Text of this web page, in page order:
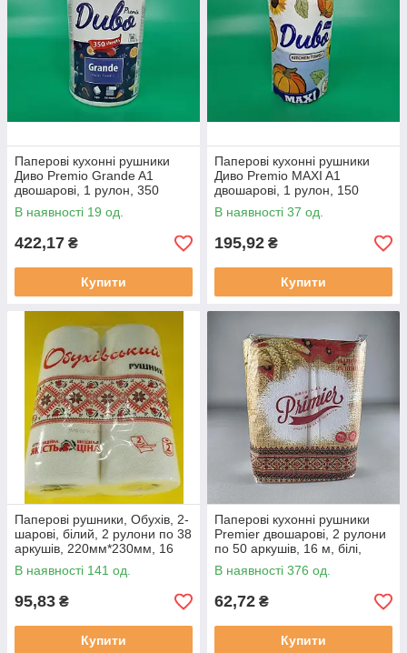
Паперові кухонні рушники
Диво Premio Grande A1
двошарові, 1 рулон, 350
аркушів, 77 м, білі
В наявності 19 од.
422,17 ₴
Купити
Паперові кухонні рушники
Диво Premio MAXI A1
двошарові, 1 рулон, 150
аркушів, 33 м, білі
В наявності 37 од.
195,92 ₴
Купити
Паперові рушники, Обухів, 2-
шарові, білий, 2 рулони по 38
аркушів, 220мм*230мм, 16
метрів, 2 в упаковці
В наявності 141 од.
95,83 ₴
Купити
Паперові кухонні рушники
Premier двошарові, 2 рулони
по 50 аркушів, 16 м, білі,
целюлоза
В наявності 376 од.
62,72 ₴
Купити